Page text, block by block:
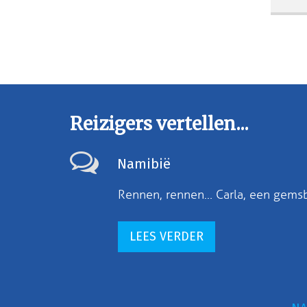
Reizigers vertellen...
Namibië
Rennen, rennen… Carla, een
LEES VERDER